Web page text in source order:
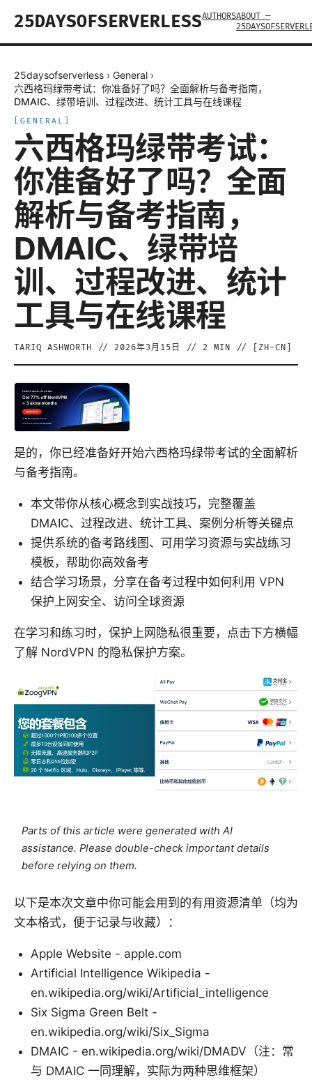
25DAYSOFSERVERLESSAUTHORSABOUT —
25daysofserverless › General ›
六西格玛绿带考试：你准备好了吗？全面解析与备考指南，
DMAIC、绿带培训、过程改进、统计工具与在线课程
GENERAL
六西格玛绿带考试：
你准备好了吗？全面
解析与备考指南，
DMAIC、绿带培
训、过程改进、统计
工具与在线课程
TARIQ ASHWORTH // 2026年3月15日 // 2 MIN // [ ZH-CN
是的，你已经准备好开始六西格玛绿带考试的全面解析
与备考指南。
本文带你从核心概念到实战技巧，完整覆盖
DMAIC、过程改进、统计工具、案例分析等关键点
提供系统的备考路线图、可用学习资源与实战练习
模板，帮助你高效备考
结合学习场景，分享在备考过程中如何利用 VPN
保护上网安全、访问全球资源
在学习和练习时，保护上网隐私很重要，点击下方横幅
了解 NordVPN 的隐私保护方案。
Parts of this article were generated with AI
assistance. Please double-check important details
before relying on them.
以下是本次文章中你可能会用到的有用资源清单（均为
文本格式，便于记录与收藏）：
Apple Website - apple.com
Artificial Intelligence Wikipedia -
en.wikipedia.org/wiki/Artificial_intelligence
Six Sigma Green Belt -
en.wikipedia.org/wiki/Six_Sigma
DMAIC - en.wikipedia.org/wiki/DMADV（注：常
与 DMAIC 一同理解，实际为两种思维框架）